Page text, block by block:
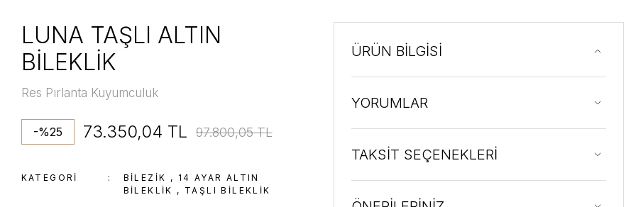
LUNA TAŞLI ALTIN
BİLEKLİK
Res Pırlanta Kuyumculuk
-%25 73.350,04 TL 97.800,05 TL
KATEGORI BİLEZİK , 14 AYAR ALTIN
BILEKLIK , TAŞLI BILEKLIK
ÜRÜN BİLGİSİ
YORUMLAR
TAKSİT SEÇENEKLERİ